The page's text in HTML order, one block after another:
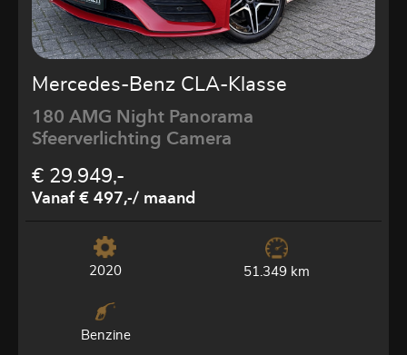
Mercedes-Benz CLA-Klasse
180 AMG Night Panorama
Sfeerverlichting Camera
€ 29.949,-
Vanaf € 497,-/ maand
2020 51.349 km
Benzine